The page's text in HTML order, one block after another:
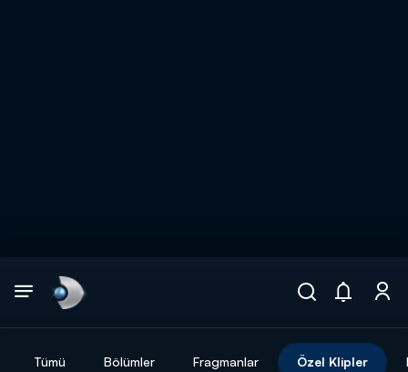
Tümü Bölümler Fragmanlar Özel Klipler